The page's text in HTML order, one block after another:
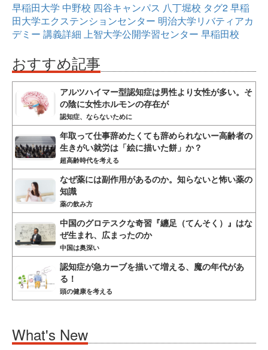
早稲田大学 中野校 四谷キャンパス 八丁堀校 タグ2早稲
田大学エクステンションセンター 明治大学リバティアカ
デミー 講義詳細 上智大学公開学習センター 早稲田校
おすすめ記事
アルツハイマー型認知症は男性より女性が多い。そ
の陰に女性ホルモンの存在が
認知症、ならないために
年取って仕事辞めたくても辞められないー高齢者の
生きがい就労は「絵に描いた餅」か？
超高齢時代を考える
なぜ薬には副作用があるのか。知らないと怖い薬の
知識
薬の飲み方
中国のグロテスクな奇習『纏足（てんそく）』はな
ぜ生まれ、広まったのか
中国は奥深い
認知症が急カーブを描いて増える、魔の年代があ
る！
頭の健康を考える
What's New